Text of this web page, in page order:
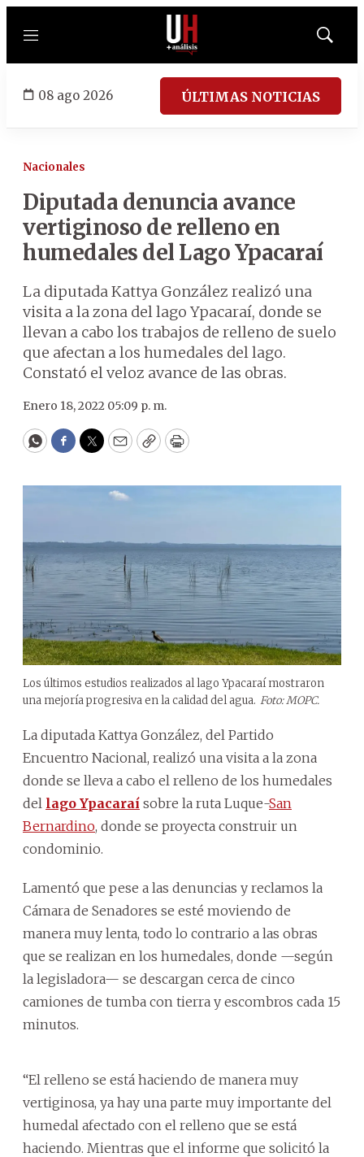
Menú
Mostrar
08 ago 2026 ÚLTIMAS NOTICIAS
Nacionales
Diputada denuncia avance
vertiginoso de relleno en
humedales del Lago Ypacaraí
La diputada Kattya González realizó una
visita a la zona del lago Ypacaraí, donde se
llevan a cabo los trabajos de relleno de suelo
que afectan a los humedales del lago.
Constató el veloz avance de las obras.
Enero 18, 2022 05:09 p. m.
WhatsApp
Facebook
Twitter
EmailCopyPrint
Los últimos estudios realizados al lago Ypacaraí mostraron
una mejoría progresiva en la calidad del agua. Foto: MOPC.
La diputada Kattya González, del Partido
Encuentro Nacional, realizó una visita a la zona
donde se lleva a cabo el relleno de los humedales
del lago Ypacaraí sobre la ruta Luque-San
Bernardino, donde se proyecta construir un
condominio.
Lamentó que pese a las denuncias y reclamos la
Cámara de Senadores se esté moviendo de
manera muy lenta, todo lo contrario a las obras
que se realizan en los humedales, donde —según
la legisladora— se descargan cerca de cinco
camiones de tumba con tierra y escombros cada 15
minutos.
“El relleno se está haciendo de manera muy
vertiginosa, ya hay una parte muy importante del
humedal afectado con el relleno que se está
haciendo. Mientras que el informe que solicitó la